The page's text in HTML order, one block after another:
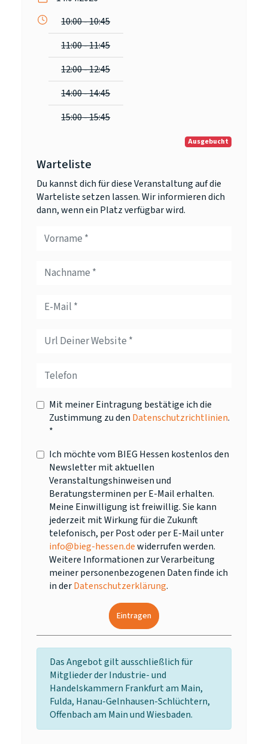
10:00 - 10:45
11:00 - 11:45
12:00 - 12:45
14:00 - 14:45
15:00 - 15:45
Ausgebucht
Warteliste
Du kannst dich für diese Veranstaltung auf die
Warteliste setzen lassen. Wir informieren dich
dann, wenn ein Platz verfügbar wird.
Mit meiner Eintragung bestätige ich die
Zustimmung zu den Datenschutzrichtlinien.
*
Ich möchte vom BIEG Hessen kostenlos den
Newsletter mit aktuellen
Veranstaltungshinweisen und
Beratungsterminen per E-Mail erhalten.
Meine Einwilligung ist freiwillig. Sie kann
jederzeit mit Wirkung für die Zukunft
telefonisch, per Post oder per E-Mail unter
info@bieg-hessen.dewiderrufen werden.
Weitere Informationen zur Verarbeitung
meiner personenbezogenen Daten finde ich
in derDatenschutzerklärung.
Eintragen
Das Angebot gilt ausschließlich für
Mitglieder der Industrie- und
Handelskammern Frankfurt am Main,
Fulda, Hanau-Gelnhausen-Schlüchtern,
Offenbach am Main und Wiesbaden.